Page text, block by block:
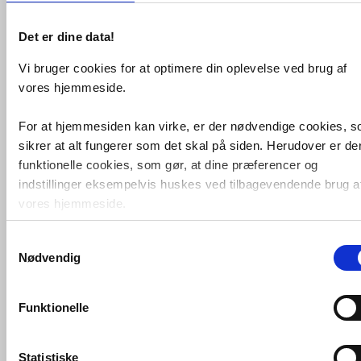
Det er dine data!
Vi bruger cookies for at optimere din oplevelse ved brug af
vores hjemmeside.
For at hjemmesiden kan virke, er der nødvendige cookies,
sikrer at alt fungerer som det skal på siden. Herudover er
funktionelle cookies, som gør, at dine præferencer og
indstillinger eksempelvis huskes ved tilbagevendende brug
vores hjemmeside.
Foruden nødvendige og funktionelle cookies er der
cookies. Disse bruger vi bl.a. til at måle trafik, omsætning,
marketingcookies, som vi bruger til at målrette vores
markedsføring med henblik på annonceindhold, som giver
Nødvendig
Funktionelle
Statistiske
Eico Stålfilter stor f. E18
VVS nr. 2405
Fragt 99,-
194,- Køb